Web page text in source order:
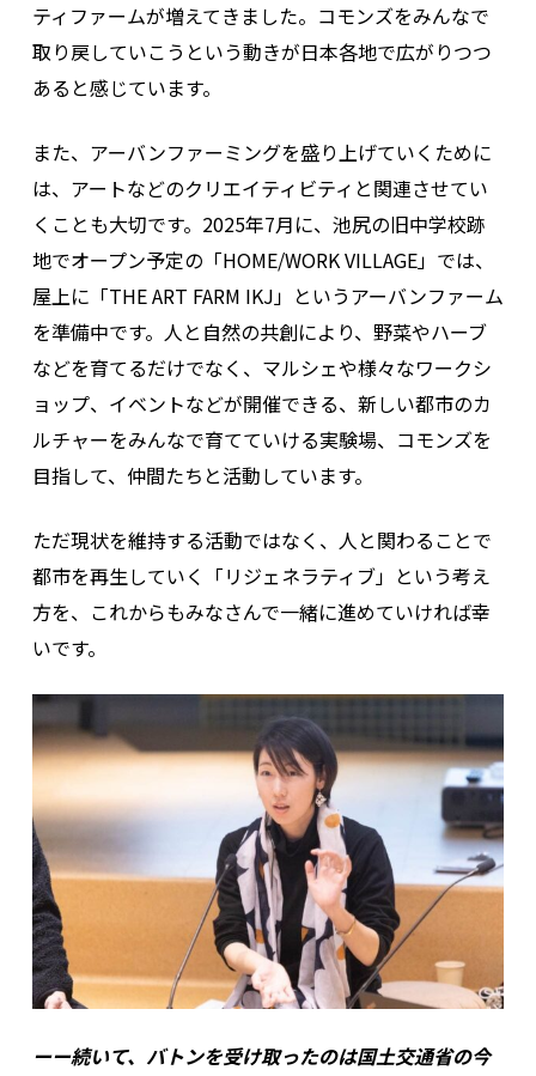
ティファームが増えてきました。コモンズをみんなで
取り戻していこうという動きが日本各地で広がりつつ
あると感じています。
また、アーバンファーミングを盛り上げていくために
は、アートなどのクリエイティビティと関連させてい
くことも大切です。2025年7月に、池尻の旧中学校跡
地でオープン予定の「HOME/WORK VILLAGE」では、
屋上に「THE ART FARM IKJ」というアーバンファーム
を準備中です。人と自然の共創により、野菜やハーブ
などを育てるだけでなく、マルシェや様々なワークシ
ョップ、イベントなどが開催できる、新しい都市のカ
ルチャーをみんなで育てていける実験場、コモンズを
目指して、仲間たちと活動しています。
ただ現状を維持する活動ではなく、人と関わることで
都市を再生していく「リジェネラティブ」という考え
方を、これからもみなさんで一緒に進めていければ幸
いです。
ーー続いて、バトンを受け取ったのは国土交通省の今